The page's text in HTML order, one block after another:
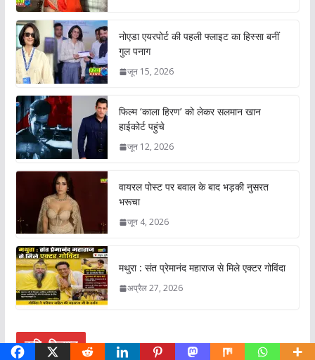
नोएडा एयरपोर्ट की पहली फ्लाइट का हिस्सा बनीं
गुल पनाग
जून 15, 2026
फिल्म ‘काला हिरण’ को लेकर सलमान खान
हाईकोर्ट पहुंचे
जून 12, 2026
वायरल पोस्ट पर बवाल के बाद भड़की नुसरत
भरूचा
जून 4, 2026
मथुरा : संत प्रेमानंद महाराज से मिले एक्टर गोविंदा
अप्रैल 27, 2026
कृषि- किसान